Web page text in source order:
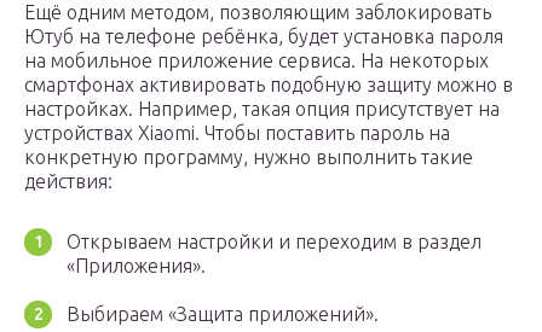
Ещё одним методом, позволяющим заблокировать
Ютуб на телефоне ребёнка, будет установка пароля
на мобильное приложение сервиса. На некоторых
смартфонах активировать подобную защиту можно в
настройках. Например, такая опция присутствует на
устройствах Xiaomi. Чтобы поставить пароль на
конкретную программу, нужно выполнить такие
действия:
Открываем настройки и переходим в раздел
«Приложения».
Выбираем «Защита приложений».